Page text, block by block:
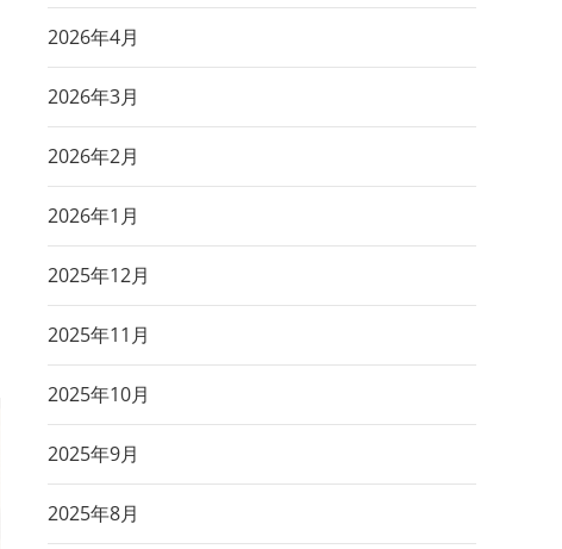
2026年4月
2026年3月
2026年2月
2026年1月
2025年12月
2025年11月
2025年10月
2025年9月
2025年8月